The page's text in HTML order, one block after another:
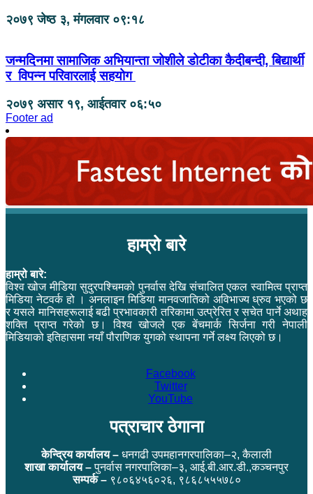
२०७९ जेष्ठ ३, मंगलवार ०९:१८
जन्मदिनमा सामाजिक अभियान्ता जोशीले डोटीका कैदीबन्दी, बिद्यार्थी
र विपन्न परिवारलाई सहयोग
२०७९ असार १९, आईतवार ०६:५०
Footer ad
हाम्रो बारे
हाम्रो बारे:
विश्व खोज मीडिया सुदुरपश्चिमको पुनर्वास देखि संचालित एकल स्वामित्व प्राप्त
मिडिया नेटवर्क हो । अनलाइन मिडिया मानवजातिको अविभाज्य ध्रुव भएको छ
र यसले मानिसहरूलाई बढी प्रभावकारी तरिकामा उत्प्रेरित र सचेत पार्ने अथाह
शक्ति प्राप्त गरेको छ। विश्व खोजले एक बेंचमार्क सिर्जना गरी नेपाली
मिडियाको इतिहासमा नयाँ पौराणिक युगको स्थापना गर्ने लक्ष्य लिएको छ।
Facebook
Twitter
YouTube
पत्राचार ठेगाना
केन्द्रिय कार्यालय – धनगढी उपमहानगरपालिका–२, कैलाली
शाखा कार्यालय –पुनर्वास नगरपालिका–३, आई.बी.आर.डी.,कञ्चनपुर
सम्पर्क –९८०६४५६०२६, ९८६८५५५७८०